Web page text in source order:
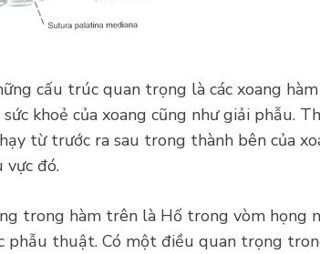
cấu trúc quan trọng là các xoang
khoẻ của xoang cũng như giải phẫu.
từ trước ra sau trong thành bên của
đó.
trong hàm trên là Hố trong vòm họng
thuật. Có một điều quan trọng